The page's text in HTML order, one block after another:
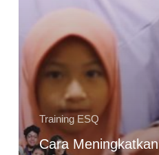
Training ESQ
Cara Meningkatkan